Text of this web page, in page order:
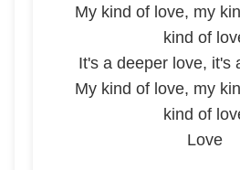
My kind of love, my
kind of
It's a deeper love, it's
My kind of love, my
kind of
Love